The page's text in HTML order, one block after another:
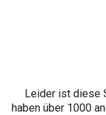
Leider ist diese
haben über 1000